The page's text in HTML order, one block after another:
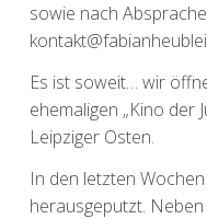
sowie nach
Es ist soweit… wir
ehemaligen „Kino der
Leipziger Osten.
In den letzten
herausgeputzt.